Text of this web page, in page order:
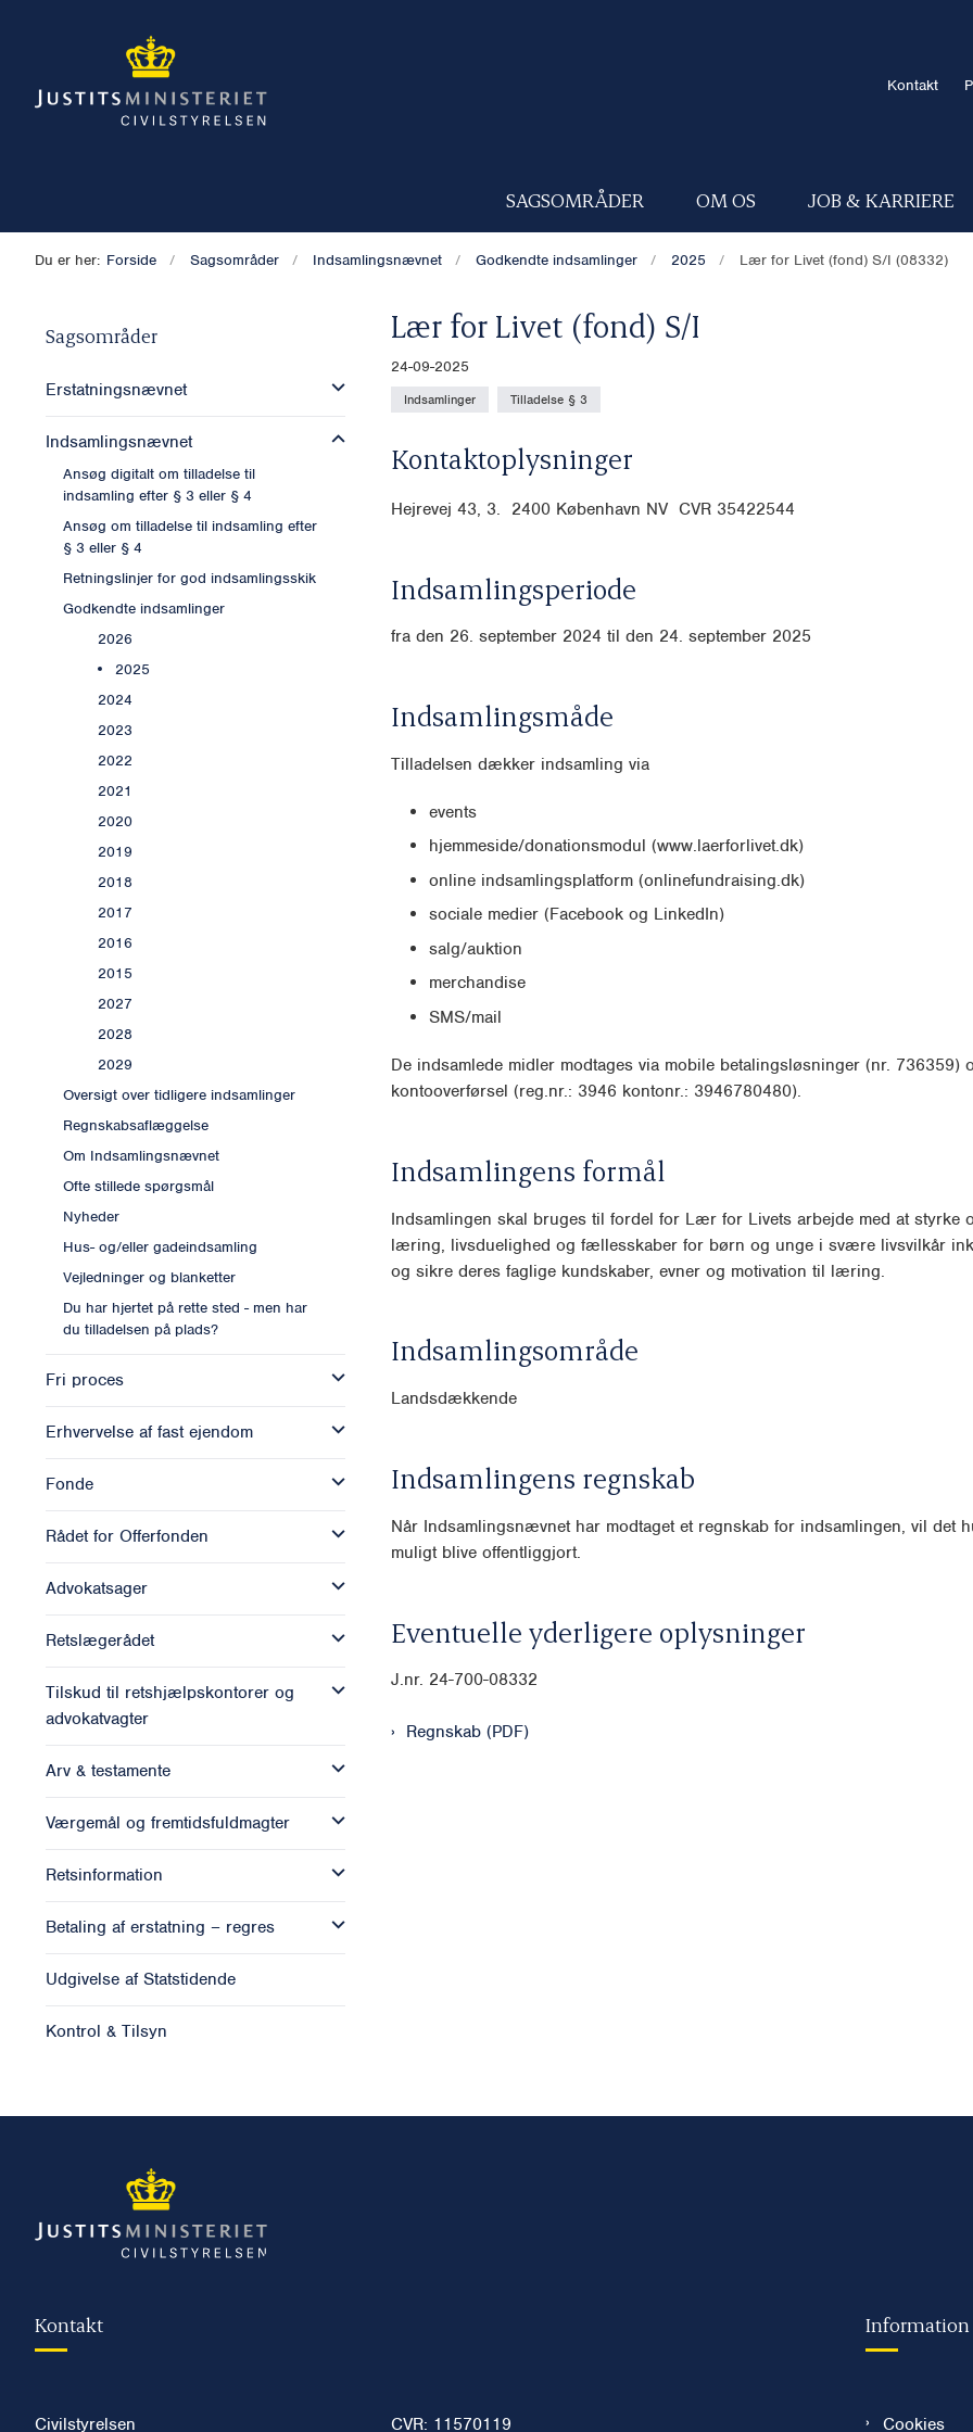
Kontakt
SAGSOMRÅDER OM OS JOB & KARRIERE
Du er her: Forside Sagsområder Indsamlingsnævnet Godkendte indsamlinger 2025 Lær for Livet (fond) S/I (08332)
Sagsområder
Erstatningsnævnet
Indsamlingsnævnet
Ansøg digitalt om tilladelse til
indsamling efter § 3 eller § 4
Ansøg om tilladelse til indsamling efter
§ 3 eller § 4
Retningslinjer for god indsamlingsskik
Godkendte indsamlinger
2026
2025
2024
2023
2022
2021
2020
2019
2018
2017
2016
2015
2027
2028
2029
Oversigt over tidligere indsamlinger
Regnskabsaflæggelse
Om Indsamlingsnævnet
Ofte stillede spørgsmål
Nyheder
Hus- og/eller gadeindsamling
Vejledninger og blanketter
Du har hjertet på rette sted - men har
du tilladelsen på plads?
Fri proces
Erhvervelse af fast ejendom
Fonde
Rådet for Offerfonden
Advokatsager
Retslægerådet
Tilskud til retshjælpskontorer og
advokatvagter
Arv & testamente
Værgemål og fremtidsfuldmagter
Retsinformation
Betaling af erstatning – regres
Udgivelse af Statstidende
Kontrol & Tilsyn
Lær for Livet (fond) S/I
24-09-2025
Indsamlinger Tilladelse § 3
Kontaktoplysninger
Hejrevej 43, 3. 2400 København NV CVR 35422544
Indsamlingsperiode
fra den 26. september 2024 til den 24. september 2025
Indsamlingsmåde
Tilladelsen dækker indsamling via
events
hjemmeside/donationsmodul (www.laerforlivet.dk)
online indsamlingsplatform (onlinefundraising.dk)
sociale medier (Facebook og LinkedIn)
salg/auktion
merchandise
SMS/mail
De indsamlede midler modtages via mobile betalingsløsninger (nr. 736359)
kontooverførsel (reg.nr.: 3946 kontonr.: 3946780480).
Indsamlingens formål
Indsamlingen skal bruges til fordel for Lær for Livets arbejde med at styrke
læring, livsduelighed og fællesskaber for børn og unge i svære livsvilkår
og sikre deres faglige kundskaber, evner og motivation til læring.
Indsamlingsområde
Landsdækkende
Indsamlingens regnskab
Når Indsamlingsnævnet har modtaget et regnskab for indsamlingen, vil det
muligt blive offentliggjort.
Eventuelle yderligere oplysninger
J.nr. 24-700-08332
Regnskab (PDF)
Kontakt
Civilstyrelsen CVR: 11570119
Information
Cookies